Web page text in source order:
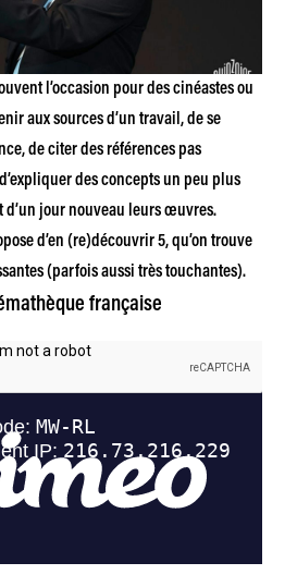
l’occasion pour des cinéastes ou
aux sources d’un travail, de se
de citer des références pas
des concepts un peu plus
jour nouveau leurs œuvres.
d’en (re)découvrir 5, qu’on trouve
(parfois aussi très touchantes).
française